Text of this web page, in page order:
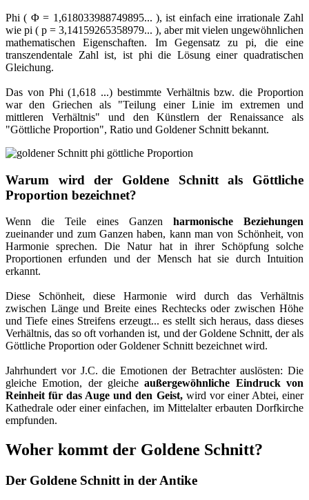
Phi ( Φ = 1,618033988749895... ), ist einfach eine irrationale Zahl
wie pi ( p = 3,14159265358979... ), aber mit vielen ungewöhnlichen
mathematischen Eigenschaften. Im Gegensatz zu pi, die eine
transzendentale Zahl ist, ist phi die Lösung einer quadratischen
Gleichung.
Das von Phi (1,618 ...) bestimmte Verhältnis bzw. die Proportion
war den Griechen als "Teilung einer Linie im extremen und
mittleren Verhältnis" und den Künstlern der Renaissance als
"Göttliche Proportion", Ratio und Goldener Schnitt bekannt.
Warum wird der Goldene Schnitt als Göttliche
Proportion bezeichnet?
Wenn die Teile eines Ganzen harmonische Beziehungen
zueinander und zum Ganzen haben, kann man von Schönheit, von
Harmonie sprechen. Die Natur hat in ihrer Schöpfung solche
Proportionen erfunden und der Mensch hat sie durch Intuition
erkannt.
Diese Schönheit, diese Harmonie wird durch das Verhältnis
zwischen Länge und Breite eines Rechtecks oder zwischen Höhe
und Tiefe eines Streifens erzeugt... es stellt sich heraus, dass dieses
Verhältnis, das so oft vorhanden ist, und der Goldene Schnitt, der als
Göttliche Proportion oder Goldener Schnitt bezeichnet wird.
Jahrhundert vor J.C. die Emotionen der Betrachter auslösten: Die
gleiche Emotion, der gleicheaußergewöhnliche Eindruck von
Reinheit für das Auge und den Geist,wird vor einer Abtei, einer
Kathedrale oder einer einfachen, im Mittelalter erbauten Dorfkirche
empfunden.
Woher kommt der Goldene Schnitt?
Der Goldene Schnitt in der Antike